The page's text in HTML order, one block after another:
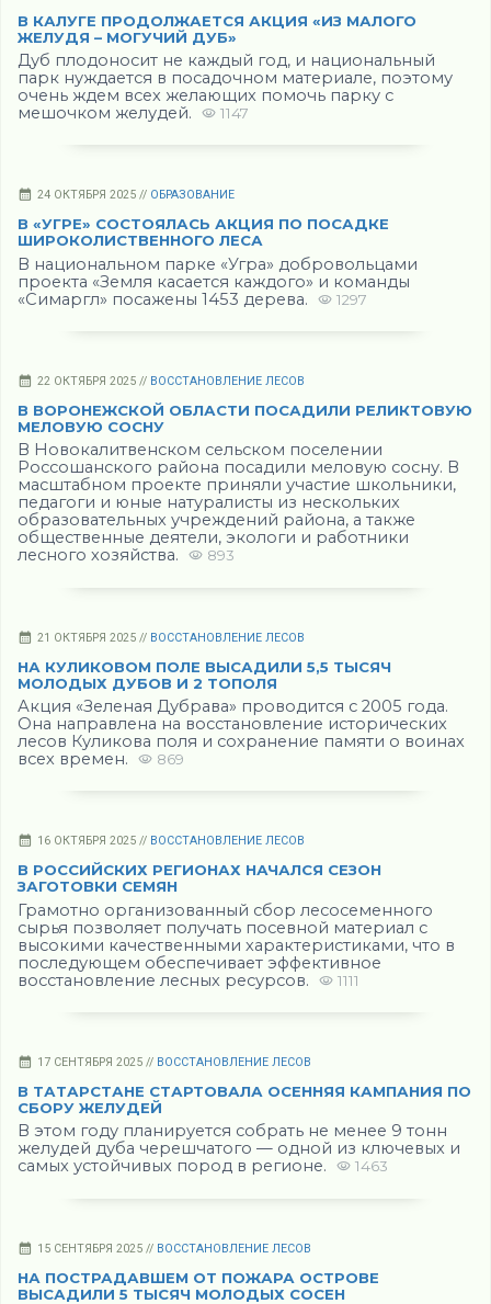
В КАЛУГЕ ПРОДОЛЖАЕТСЯ АКЦИЯ «ИЗ МАЛОГО
ЖЕЛУДЯ – МОГУЧИЙ ДУБ»
Дуб плодоносит не каждый год, и национальный
парк нуждается в посадочном материале, поэтому
очень ждем всех желающих помочь парку с
мешочком желудей.
1147
24 ОКТЯБРЯ 2025 // ОБРАЗОВАНИЕ
В «УГРЕ» СОСТОЯЛАСЬ АКЦИЯ ПО ПОСАДКЕ
ШИРОКОЛИСТВЕННОГО ЛЕСА
В национальном парке «Угра» добровольцами
проекта «Земля касается каждого» и команды
«Симаргл» посажены 1453 дерева.
1297
22 ОКТЯБРЯ 2025 // ВОССТАНОВЛЕНИЕ ЛЕСОВ
В ВОРОНЕЖСКОЙ ОБЛАСТИ ПОСАДИЛИ РЕЛИКТОВУЮ
МЕЛОВУЮ СОСНУ
В Новокалитвенском сельском поселении
Россошанского района посадили меловую сосну. В
масштабном проекте приняли участие школьники,
педагоги и юные натуралисты из нескольких
образовательных учреждений района, а также
общественные деятели, экологи и работники
лесного хозяйства.
893
21 ОКТЯБРЯ 2025 // ВОССТАНОВЛЕНИЕ ЛЕСОВ
НА КУЛИКОВОМ ПОЛЕ ВЫСАДИЛИ 5,5 ТЫСЯЧ
МОЛОДЫХ ДУБОВ И 2 ТОПОЛЯ
Акция «Зеленая Дубрава» проводится с 2005 года.
Она направлена на восстановление исторических
лесов Куликова поля и сохранение памяти о воинах
всех времен.
869
16 ОКТЯБРЯ 2025 // ВОССТАНОВЛЕНИЕ ЛЕСОВ
В РОССИЙСКИХ РЕГИОНАХ НАЧАЛСЯ СЕЗОН
ЗАГОТОВКИ СЕМЯН
Грамотно организованный сбор лесосеменного
сырья позволяет получать посевной материал с
высокими качественными характеристиками, что в
последующем обеспечивает эффективное
восстановление лесных ресурсов.
1111
17 СЕНТЯБРЯ 2025 // ВОССТАНОВЛЕНИЕ ЛЕСОВ
В ТАТАРСТАНЕ СТАРТОВАЛА ОСЕННЯЯ КАМПАНИЯ ПО
СБОРУ ЖЕЛУДЕЙ
В этом году планируется собрать не менее 9 тонн
желудей дуба черешчатого — одной из ключевых и
самых устойчивых пород в регионе.
1463
15 СЕНТЯБРЯ 2025 // ВОССТАНОВЛЕНИЕ ЛЕСОВ
НА ПОСТРАДАВШЕМ ОТ ПОЖАРА ОСТРОВЕ
ВЫСАДИЛИ 5 ТЫСЯЧ МОЛОДЫХ СОСЕН